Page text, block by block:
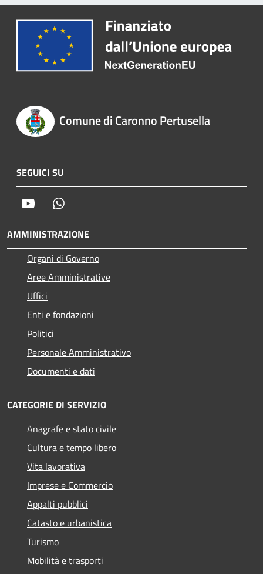
Comune di Caronno Pertusella
SEGUICI SU
Youtube
AMMINISTRAZIONE
Organi di Governo
Aree Amministrative
Uffici
Enti e fondazioni
Politici
Personale Amministrativo
Documenti e dati
CATEGORIE DI SERVIZIO
Anagrafe e stato civile
Cultura e tempo libero
Vita lavorativa
Imprese e Commercio
Appalti pubblici
Catasto e urbanistica
Turismo
Mobilità e trasporti